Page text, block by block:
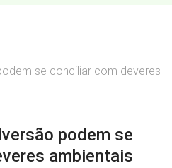
podem se
ambientais